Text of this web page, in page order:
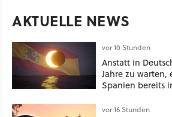
AKTUELLE NEWS
vor 10 Stunden
Anstatt in
Jahre zu warten,
Spanien bereits
vor 16 Stunden